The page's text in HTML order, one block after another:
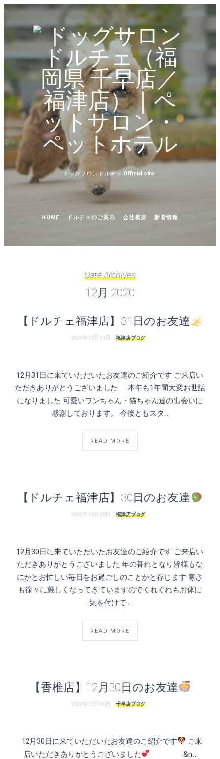
ド
ッ
グ
サ
ロ
ン
ド
ル
チ
（福
千
／
福
津
ペ
ッ
サ
ロ
ン・
ホ
ドッグサロンドルチェ Official site.
HOME ドルチェのご案内 会社概要 新着情報
Date Archives
12月 2020
【ドルチェ福津店】31日のお友達
2020年12月31日 福津店ブログ
12月31日に来ていただいたお友達のご紹介です ご来店い
ただきありがとうございました 本年も1年間大変お世話
になりました 可愛いワンちゃん・猫ちゃん達の出会いに
感謝しております。 今後ともスタ…
READ MORE
【ドルチェ福津店】30日のお友達
2020年12月30日 福津店ブログ
12月30日に来ていただいたお友達のご紹介です ご来店い
ただきありがとうございました 年の暮れとなり皆様もな
にかとお忙しい毎日をお過ごしのことかと存じます 寒さ
も徐々に厳しくなってきていますのでくれぐれもお体に
気を付けて…
READ MORE
【香椎店】12月30日のお友達
2020年12月30日 千早店ブログ
12月30日に来ていただいたお友達のご紹介です
ご来
店いただきありがとうございました
&n…